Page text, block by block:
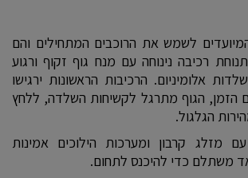
לשמש את הרוכבים המתחילים והם
רכיבה נינוחה עם מנח גוף זקוף ורגוע
אלומיניום. הרכיבות הראשונות ירגישו
הזמן, הגוף מתרגל לקשיחות השלדה, ללחץ
הגלגול.
מזלג קרבון ומערכות הילוכים אמינות
משתלם כדי להיכנס לתחום.